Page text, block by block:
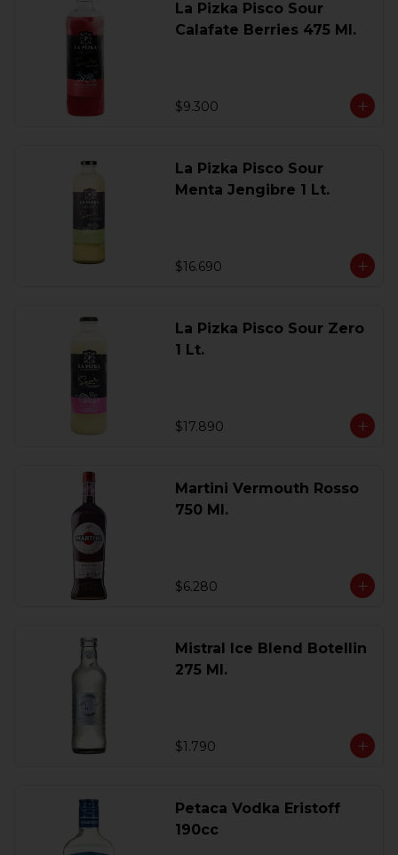
La Pizka Pisco Sour
Calafate Berries 475 Ml.
$9.300
La Pizka Pisco Sour
Menta Jengibre 1 Lt.
$16.690
La Pizka Pisco Sour Zero
1 Lt.
$17.890
Martini Vermouth Rosso
750 Ml.
$6.280
Mistral Ice Blend Botellin
275 Ml.
$1.790
Petaca Vodka Eristoff
190cc